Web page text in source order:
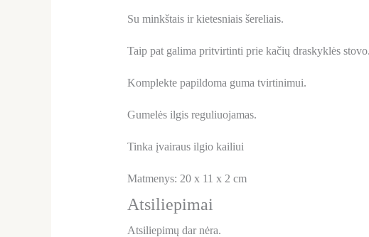
Su minkštais ir kietesniais šereliais.
Taip pat galima pritvirtinti prie kačių draskyklės stovo.
Komplekte papildoma guma tvirtinimui.
Gumelės ilgis reguliuojamas.
Tinka įvairaus ilgio kailiui
Matmenys: 20 x 11 x 2 cm
Atsiliepimai
Atsiliepimų dar nėra.